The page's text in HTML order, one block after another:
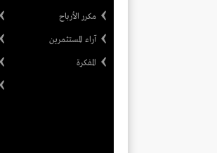
مكرر الأرباح
آراء المستثمرين
المفكرة